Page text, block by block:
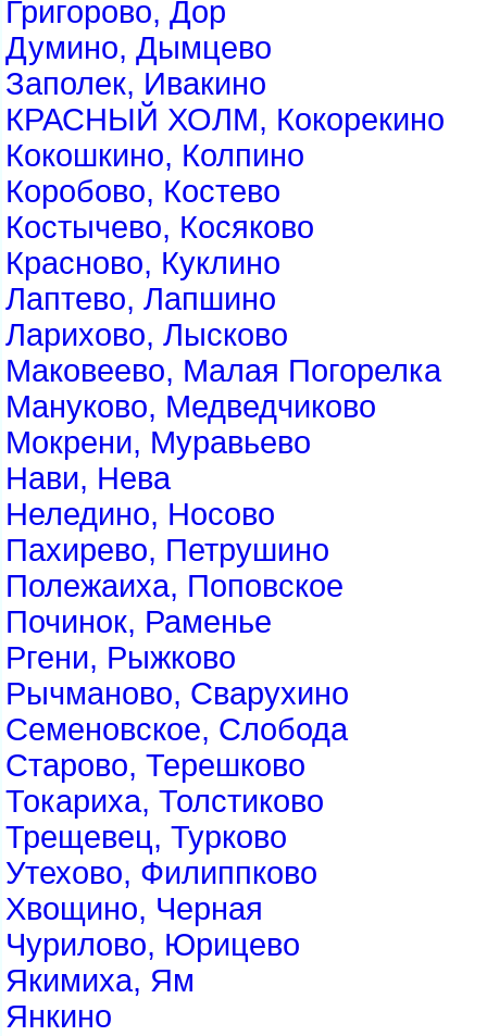
Григорово, Дор
Думино, Дымцево
Заполек, Ивакино
КРАСНЫЙ ХОЛМ, Кокорекино
Кокошкино, Колпино
Коробово, Костево
Костычево, Косяково
Красново, Куклино
Лаптево, Лапшино
Ларихово, Лысково
Маковеево, Малая Погорелка
Мануково, Медведчиково
Мокрени, Муравьево
Нави, Нева
Неледино, Носово
Пахирево, Петрушино
Полежаиха, Поповское
Починок, Раменье
Ргени, Рыжково
Рычманово, Сварухино
Семеновское, Слобода
Старово, Терешково
Токариха, Толстиково
Трещевец, Турково
Утехово, Филиппково
Хвощино, Черная
Чурилово, Юрицево
Якимиха, Ям
Янкино